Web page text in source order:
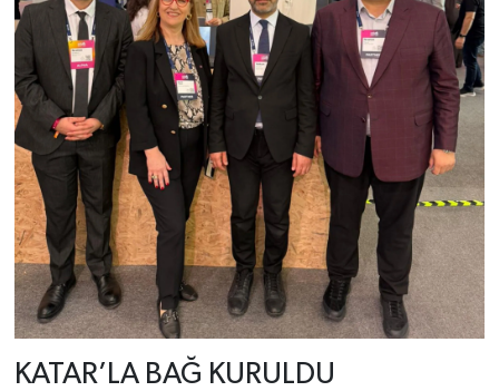
KATAR’LA BAĞ KURULDU